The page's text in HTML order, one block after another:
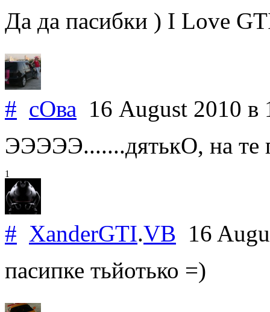
Да да пасибки ) I Love
# сОва 16 August 2010 в
ЭЭЭЭЭ.......дятькО, на
1
# XanderGTI.VB 16
пасипке тьйотько =)